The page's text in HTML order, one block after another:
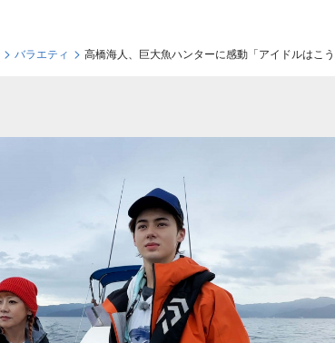
バラエティ 高橋海人、巨大魚ハンターに感動「アイドルはこ